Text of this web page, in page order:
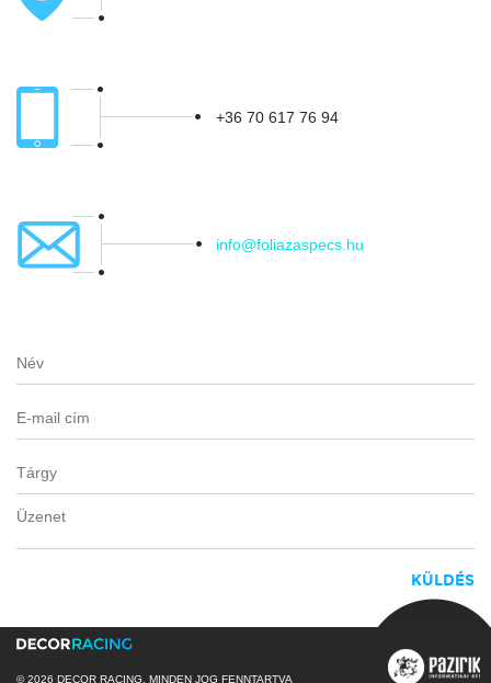
+36 70 617 76 94
info@foliazaspecs.hu
© 2026 DECOR RACING, MINDEN JOG FENNTARTVA